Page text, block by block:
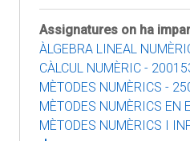
Assignatures on ha
ÀLGEBRA LINEAL
CÀLCUL NUMÈRIC -
MÈTODES NUMÈRICS -
MÈTODES NUMÈRICS
MÈTODES NUMÈRICS I